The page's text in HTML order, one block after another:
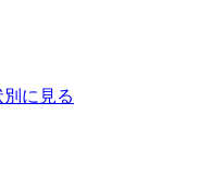
に見る